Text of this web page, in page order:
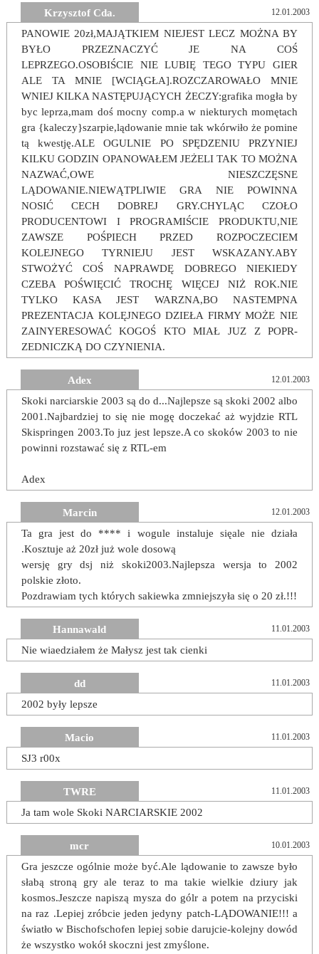
Krzysztof Cda. 12.01.2003
PANOWIE 20zł,MAJĄTKIEM NIEJEST LECZ MOŻNA BY
BYŁO PRZEZNACZYĆ JE NA COŚ
LEPRZEGO.OSOBIŚCIE NIE LUBIĘ TEGO TYPU GIER
ALE TA MNIE [WCIĄGŁA].ROZCZAROWAŁO MNIE
WNIEJ KILKA NASTĘPUJĄCYCH ŻECZY:grafika mogła by
byc leprza,mam doś mocny comp.a w niekturych momętach
gra {kaleczy}szarpie,lądowanie mnie tak wkórwiło że pomine
tą kwestję.ALE OGULNIE PO SPĘDZENIU PRZYNIEJ
KILKU GODZIN OPANOWAŁEM JEŻELI TAK TO MOŻNA
NAZWAĆ,OWE NIESZCZĘSNE
LĄDOWANIE.NIEWĄTPLIWIE GRA NIE POWINNA
NOSIĆ CECH DOBREJ GRY.CHYLĄC CZOŁO
PRODUCENTOWI I PROGRAMIŚCIE PRODUKTU,NIE
ZAWSZE POŚPIECH PRZED ROZPOCZECIEM
KOLEJNEGO TYRNIEJU JEST WSKAZANY.ABY
STWOŻYĆ COŚ NAPRAWDĘ DOBREGO NIEKIEDY
CZEBA POŚWIĘCIĆ TROCHĘ WIĘCEJ NIŻ ROK.NIE
TYLKO KASA JEST WARZNA,BO NASTEMPNA
PREZENTACJA KOLĘJNEGO DZIEŁA FIRMY MOŻE NIE
ZAINYERESOWAĆ KOGOŚ KTO MIAŁ JUZ Z POPR-
ZEDNICZKĄ DO CZYNIENIA.
Adex 12.01.2003
Skoki narciarskie 2003 są do d...Najlepsze są skoki 2002 albo
2001.Najbardziej to się nie mogę doczekać aż wyjdzie RTL
Skispringen 2003.To juz jest lepsze.A co skoków 2003 to nie
powinni rozstawać się z RTL-em
Adex
Marcin 12.01.2003
Ta gra jest do **** i wogule instaluje sięale nie działa
.Kosztuje aż 20zł już wole dosową
wersję gry dsj niż skoki2003.Najlepsza wersja to 2002
polskie złoto.
Pozdrawiam tych których sakiewka zmniejszyła się o 20 zł.!!!
Hannawald 11.01.2003
Nie wiaedziałem że Małysz jest tak cienki
dd 11.01.2003
2002 były lepsze
Macio 11.01.2003
SJ3 r00x
TWRE 11.01.2003
Ja tam wole Skoki NARCIARSKIE 2002
mcr 10.01.2003
Gra jeszcze ogólnie może być.Ale lądowanie to zawsze było
słabą stroną gry ale teraz to ma takie wielkie dziury jak
kosmos.Jeszcze napiszą mysza do gólr a potem na przyciski
na raz .Lepiej zróbcie jeden jedyny patch-LĄDOWANIE!!! a
światło w Bischofschofen lepiej sobie darujcie-kolejny dowód
że wszystko wokół skoczni jest zmyślone.